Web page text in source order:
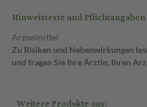
Hinweistexte und Pflichtangaben
Arzneimittel
Zu Risiken und Nebenwirkungen
und fragen Sie Ihre Ärztin, Ihren